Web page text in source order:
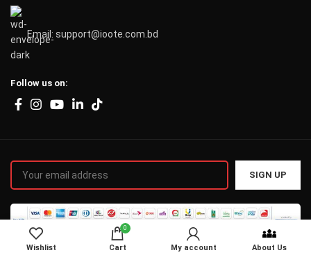
Email: support@ioote.com.bd
Follow us on:
Wishlist
0
Cart My account About Us